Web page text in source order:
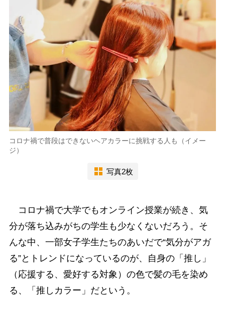
コロナ禍で普段はできないヘアカラーに挑戦する人も（イメー
ジ）
写真2枚
コロナ禍で大学でもオンライン授業が続き、気
分が落ち込みがちの学生も少なくないだろう。そ
んな中、一部女子学生たちのあいだで“気分がアガ
る”とトレンドになっているのが、自身の「推し」
（応援する、愛好する対象）の色で髪の毛を染め
る、「推しカラー」だという。